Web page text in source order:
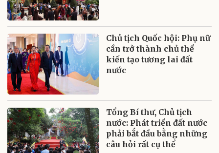
Chủ tịch Quốc hội: Phụ nữ
cần trở thành chủ thể
kiến tạo tương lai đất
nước
Tổng Bí thư, Chủ tịch
nước: Phát triển đất nước
phải bắt đầu bằng những
câu hỏi rất cụ thể